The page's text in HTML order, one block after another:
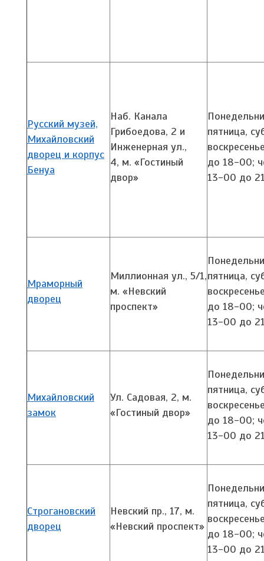
Русский музей,
Михайловский
дворец и корпус
Бенуа
Наб. Канала
Грибоедова, 2 и
Инженерная ул.,
4, м. «Гостиный
двор»
пятница,
до 18-00;
13-00 до
Мраморный
дворец
Миллионная ул., 5/1,
м. «Невский
проспект»
пятница,
до 18-00;
13-00 до
Михайловский
замок
Ул. Садовая, 2, м.
«Гостиный двор»
пятница,
до 18-00;
13-00 до
Строгановский
дворец
Невский пр., 17, м.
«Невский проспект»
пятница,
до 18-00;
13-00 до